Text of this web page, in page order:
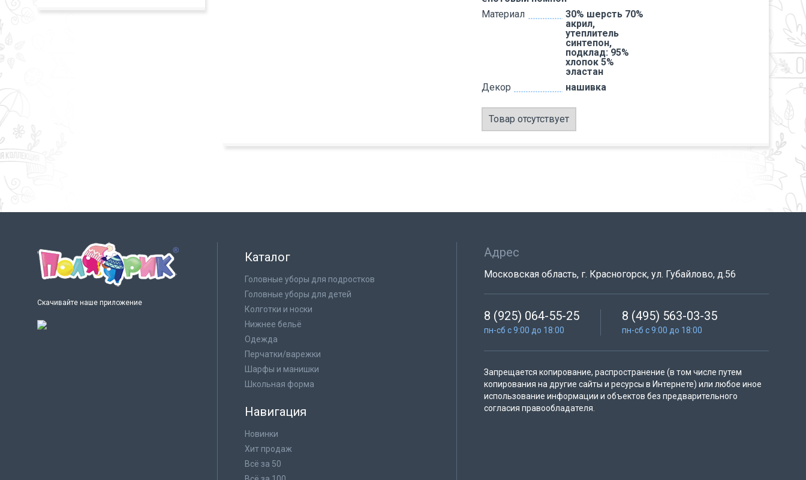
Материал
30% шерсть 70%
акрил,
утеплитель
синтепон,
подклад: 95%
хлопок 5%
эластан
Декор
нашивка
Товар отсутствует
Скачивайте наше приложение
Каталог
Головные уборы для подростков
Головные уборы для детей
Колготки и носки
Нижнее бельё
Одежда
Перчатки/варежки
Шарфы и манишки
Школьная форма
Навигация
Новинки
Хит продаж
Всё за 50
Адрес
Московская область, г. Красногорск, ул. Губайлово, д.56
8 (925) 064-55-25
пн-сб с 9:00 до 18:00
8 (495) 563-03-35
пн-сб с 9:00 до 18:00
Запрещается копирование, распространение (в том числе путем
копирования на другие сайты и ресурсы в Интернете) или любое иное
использование информации и объектов без предварительного
согласия правообладателя.